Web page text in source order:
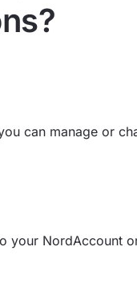
can manage or
your NordAccount